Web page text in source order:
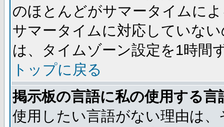
のほとんどがサマータイムに
サマータイムに対応していな
は、タイムゾーン設定を1時間
トップに戻る
掲示板の言語に私の使用する
使用したい言語がない理由は